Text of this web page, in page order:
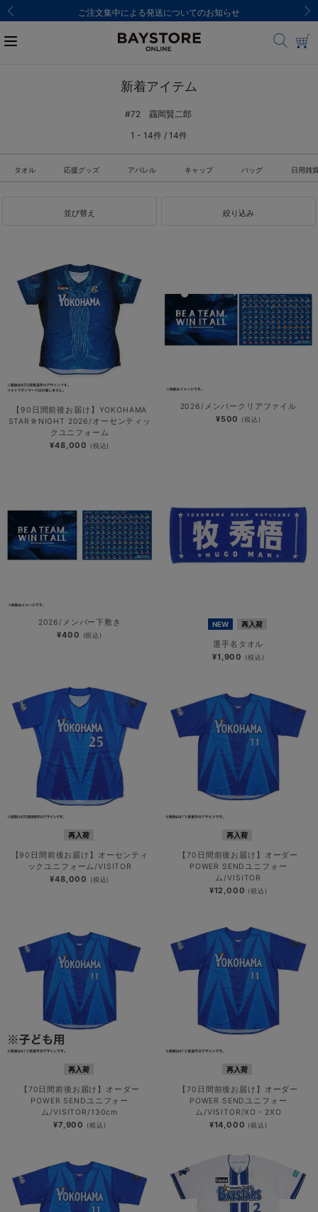
ご注文集中による発送についてのお知らせ
新着アイテム
#72 靍岡賢二郎
1 - 14件 / 14件
タオル 応援グッズ アパレル キャップ バッグ 日用雑
並び替え 絞り込み
【90日間前後お届け】YOKOHAMA
STAR☆NIGHT 2026/オーセンティッ
クユニフォーム
¥48,000 (税込)
2026/メンバークリアファイル
¥500 (税込)
2026/メンバー下敷き
¥400 (税込)
NEW 再入荷
選手名タオル
¥1,900 (税込)
再入荷
【90日間前後お届け】オーセンティ
ックユニフォーム/VISITOR
¥48,000 (税込)
再入荷
【70日間前後お届け】オーダー
POWER SENDユニフォー
ム/VISITOR
¥12,000 (税込)
再入荷
【70日間前後お届け】オーダー
POWER SENDユニフォー
ム/VISITOR/130cm
¥7,900 (税込)
再入荷
【70日間前後お届け】オーダー
POWER SENDユニフォー
ム/VISITOR/XO・2XO
¥14,000 (税込)